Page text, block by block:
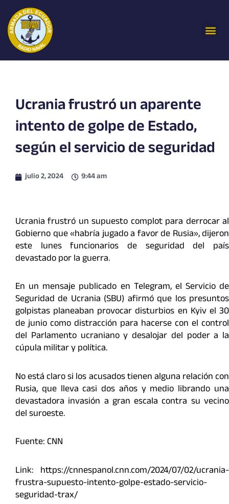
contenido
Ucrania frustró un aparente
intento de golpe de Estado,
según el servicio de seguridad
julio 2, 2024 9:44 am
Ucrania frustró un supuesto complot para derrocar al
Gobierno que «habría jugado a favor de Rusia», dijeron
este lunes funcionarios de seguridad del país
devastado por la guerra.
En un mensaje publicado en Telegram, el Servicio de
Seguridad de Ucrania (SBU) afirmó que los presuntos
golpistas planeaban provocar disturbios en Kyiv el 30
de junio como distracción para hacerse con el control
del Parlamento ucraniano y desalojar del poder a la
cúpula militar y política.
No está claro si los acusados tienen alguna relación con
Rusia, que lleva casi dos años y medio librando una
devastadora invasión a gran escala contra su vecino
del suroeste.
Fuente: CNN
Link: https://cnnespanol.cnn.com/2024/07/02/ucrania-
frustra-supuesto-intento-golpe-estado-servicio-
seguridad-trax/